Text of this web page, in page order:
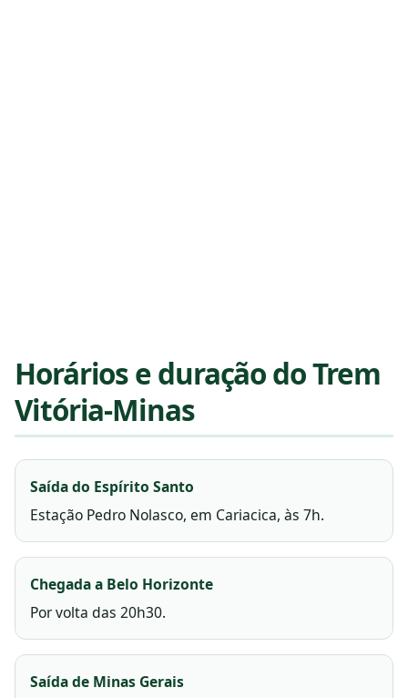
Horários e duração do Trem
Vitória-Minas
Saída do Espírito Santo
Estação Pedro Nolasco, em Cariacica, às 7h.
Chegada a Belo Horizonte
Por volta das 20h30.
Saída de Minas Gerais